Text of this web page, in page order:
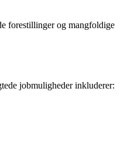
forestillinger og mangfoldige
jobmuligheder inkluderer: